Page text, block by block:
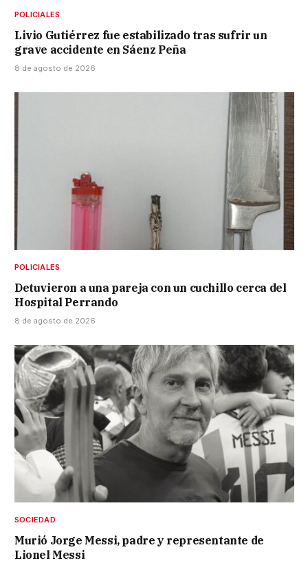
POLICIALES
Livio Gutiérrez fue estabilizado tras sufrir un
grave accidente en Sáenz Peña
8 de agosto de 2026
POLICIALES
Detuvieron a una pareja con un cuchillo cerca del
Hospital Perrando
8 de agosto de 2026
SOCIEDAD
Murió Jorge Messi, padre y representante de
Lionel Messi